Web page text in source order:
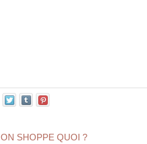
ON SHOPPE QUOI ?